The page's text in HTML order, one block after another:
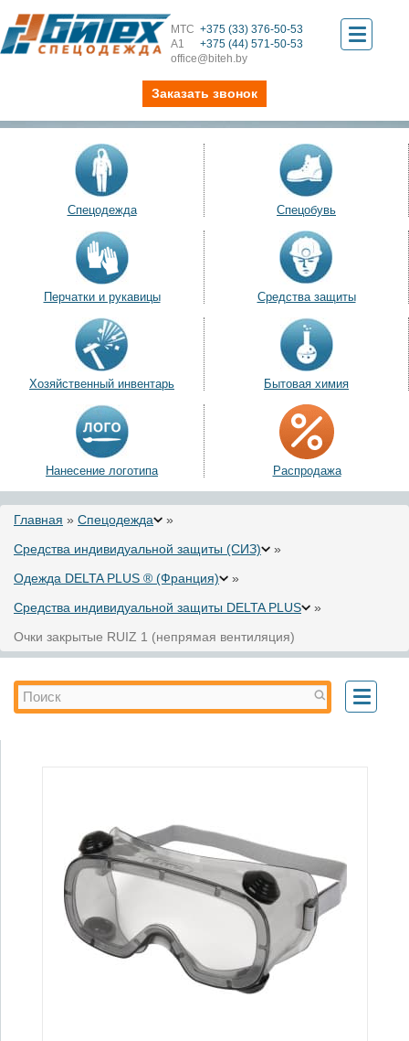
МТС +375 (33) 376-50-53
А1
+375 (44) 571-50-53
office@biteh.by
Toggle
Заказать звонок
Спецодежда Спецобувь
Перчатки и рукавицы Средства защиты
Хозяйственный инвентарь Бытовая химия
Нанесение логотипа Распродажа
Вы здесь
Главная » Спецодежда
»
Средства индивидуальной защиты (СИЗ)
»
Одежда DELTA PLUS ® (Франция)
»
Средства индивидуальной защиты DELTA PLUS
»
Очки закрытые RUIZ 1 (непрямая вентиляция)
Форма поиска
Поиск
Toggle